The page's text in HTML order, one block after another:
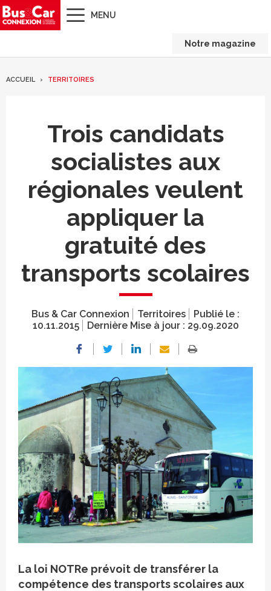
MENU
Notre magazine
ACCUEIL TERRITOIRES
Trois candidats
socialistes aux
régionales veulent
appliquer la
gratuité des
transports scolaires
Bus & Car Connexion Territoires
Publié le :
10.11.2015
Dernière Mise à jour : 29.09.2020
Crédit photo
La loi NOTRe prévoit de transférer la
compétence des transports scolaires aux